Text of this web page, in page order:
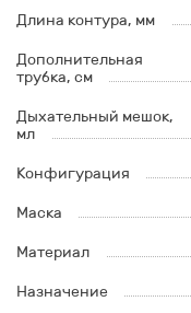
Длина контура, мм
Дополнительная
трубка, см
Дыхательный мешок,
мл
Конфигурация
Маска
Материал
Назначение